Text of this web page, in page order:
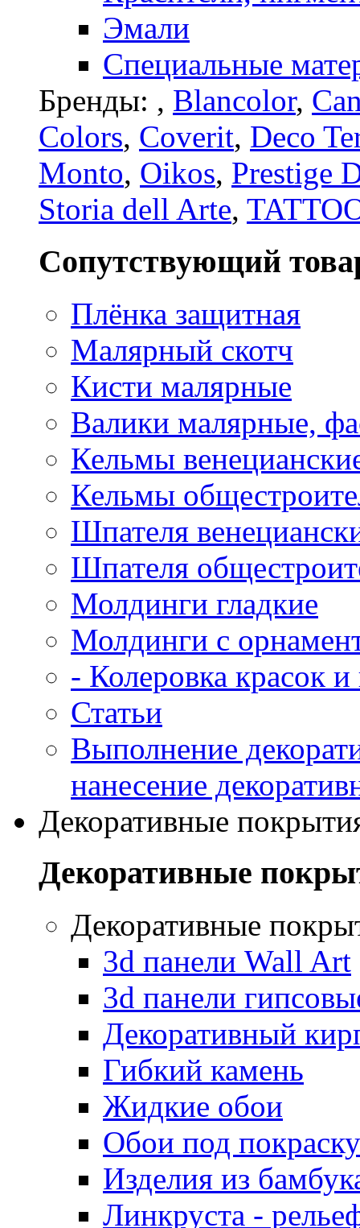
Эмали
Специальные
Бренды: , Blancolor,
Colors, Coverit, Deco
Monto, Oikos, Prestige
Storia dell Arte,
Сопутствующий
Плёнка защитная
Малярный скотч
Кисти малярные
Валики малярные,
Кельмы
Кельмы
Шпателя
Шпателя
Молдинги гладкие
Молдинги с
- Колеровка красок
Статьи
Выполнение
нанесение
Декоративные
Декоративные
Декоративные
3d панели Wall Art
3d панели
Декоративный
Гибкий камень
Жидкие обои
Обои под покраску
Изделия из
Линкруста -